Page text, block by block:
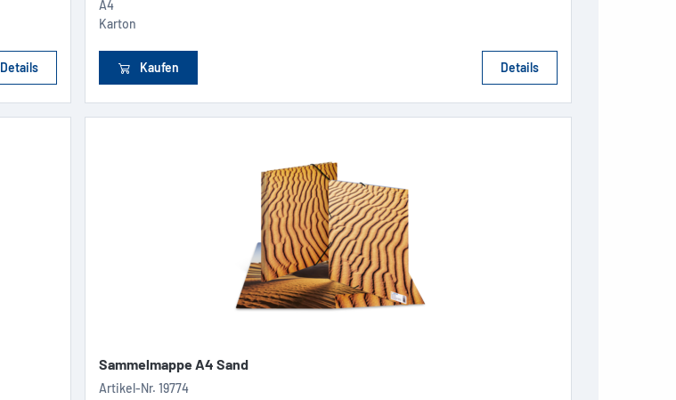
Details
A4
Karton
Kaufen Details
Sammelmappe A4 Sand
Artikel-Nr. 19774